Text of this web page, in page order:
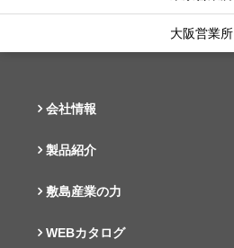
大阪営業所
会社情報
製品紹介
敷島産業の力
WEBカタログ